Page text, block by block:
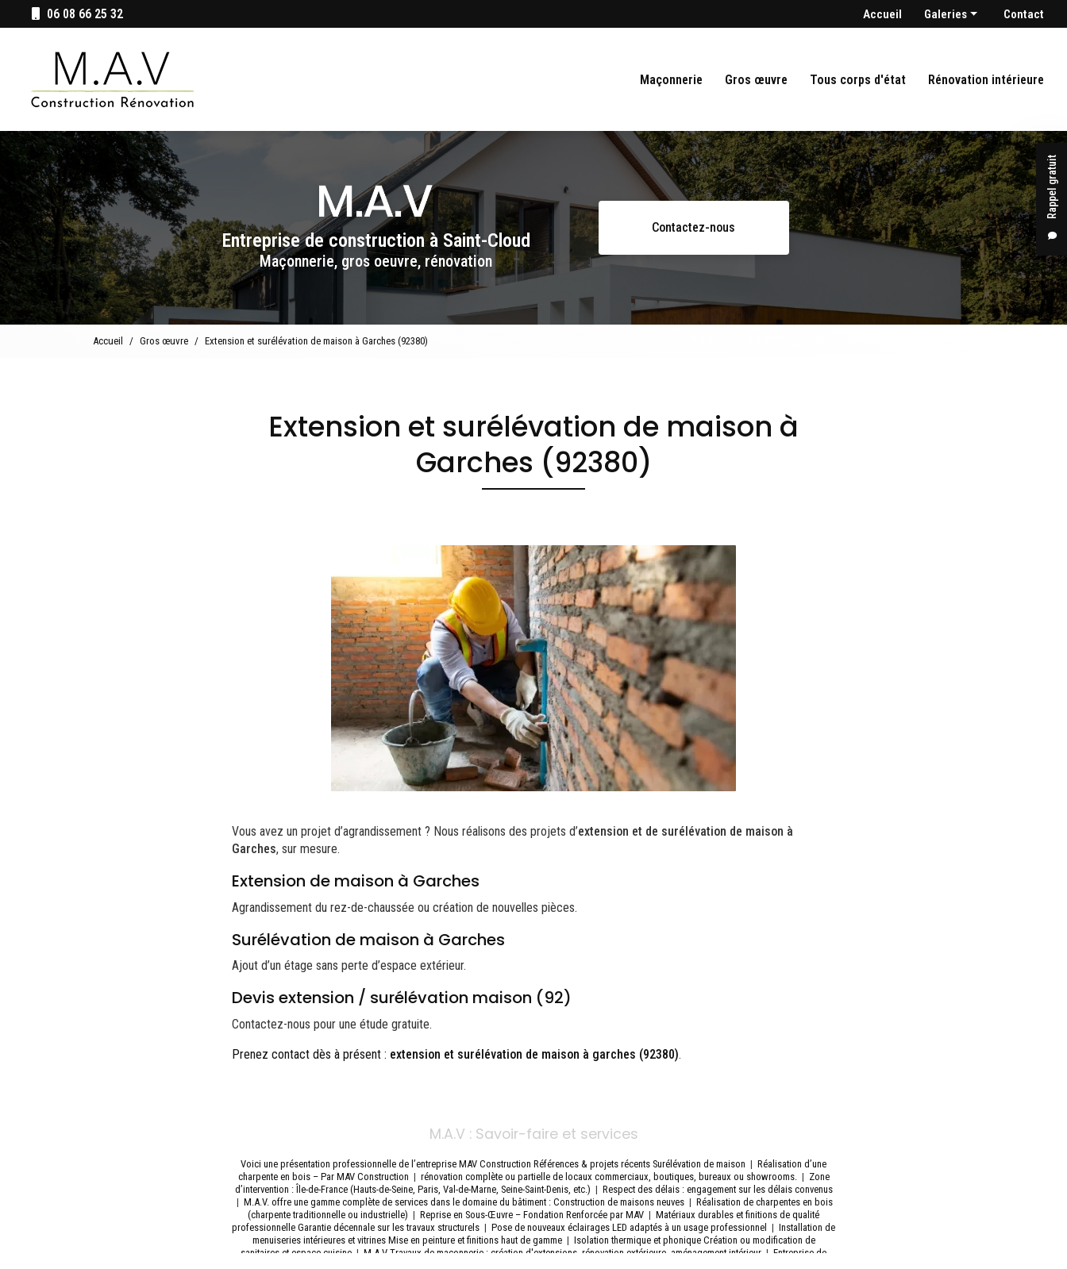
au
06 08 66 25 32
Rappel gratuit
Accueil
Galeries
Contact
Maçonnerie Gros œuvre Tous corps d'état Rénovation intérieure
Entreprise de constructionà Saint-Cloud
Maçonnerie, gros oeuvre, rénovation
Contactez-nous
Accueil Gros œuvre Extension et surélévation de maison à Garches (92380)
Extension et surélévation de maison à
Garches (92380)
Vous avez un projet d’agrandissement ? Nous réalisons des projets d’extension et de surélévation de maison à
Garches, sur mesure.
Extension de maison à Garches
Agrandissement du rez-de-chaussée ou création de nouvelles pièces.
Surélévation de maison à Garches
Ajout d’un étage sans perte d’espace extérieur.
Devis extension / surélévation maison (92)
Contactez-nous pour une étude gratuite.
Prenez contact dès à présent : extension et surélévation de maison à garches (92380).
M.A.V : Savoir-faire et services
Voici une présentation professionnelle de l’entreprise MAV Construction Références & projets récents Surélévation de maison | Réalisation d’une
charpente en bois – Par MAV Construction | rénovation complète ou partielle de locaux commerciaux, boutiques, bureaux ou showrooms. | Zone
d’intervention : Île-de-France (Hauts-de-Seine, Paris, Val-de-Marne, Seine-Saint-Denis, etc.) | Respect des délais : engagement sur les délais convenus
| M.A.V. offre une gamme complète de services dans le domaine du bâtiment : Construction de maisons neuves | Réalisation de charpentes en bois
(charpente traditionnelle ou industrielle) | Reprise en Sous-Œuvre – Fondation Renforcée par MAV | Matériaux durables et finitions de qualité
professionnelle Garantie décennale sur les travaux structurels | Pose de nouveaux éclairages LED adaptés à un usage professionnel | Installation de
menuiseries intérieures et vitrines Mise en peinture et finitions haut de gamme| Isolation thermique et phonique Création ou modification de
sanitaires et espace cuisine | M.A.V Travaux de maçonnerie : création d'extensions, rénovation extérieure, aménagement intérieur | Entreprise de